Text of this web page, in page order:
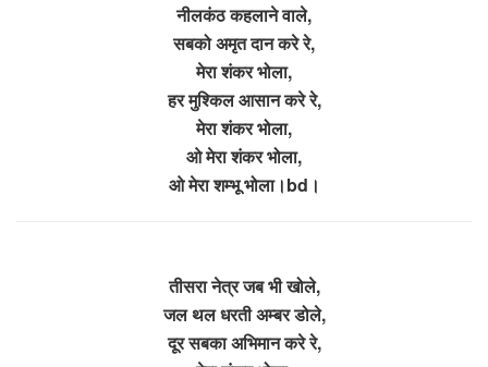
नीलकंठ कहलाने वाले,
सबको अमृत दान करे रे,
मेरा शंकर भोला,
हर मुश्किल आसान करे रे,
मेरा शंकर भोला,
ओ मेरा शंकर भोला,
ओ मेरा शम्भू भोला।bd।
तीसरा नेत्र जब भी खोले,
जल थल धरती अम्बर डोले,
दूर सबका अभिमान करे रे,